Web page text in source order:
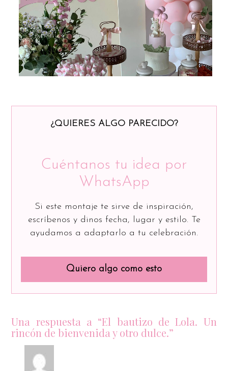
¿QUIERES ALGO PARECIDO?
Cuéntanos tu idea por
WhatsApp
Si este montaje te sirve de inspiración,
escríbenos y dinos fecha, lugar y estilo. Te
ayudamos a adaptarlo a tu celebración.
Quiero algo como esto
Una respuesta a “El bautizo de Lola. Un
rincón de bienvenida y otro dulce.”